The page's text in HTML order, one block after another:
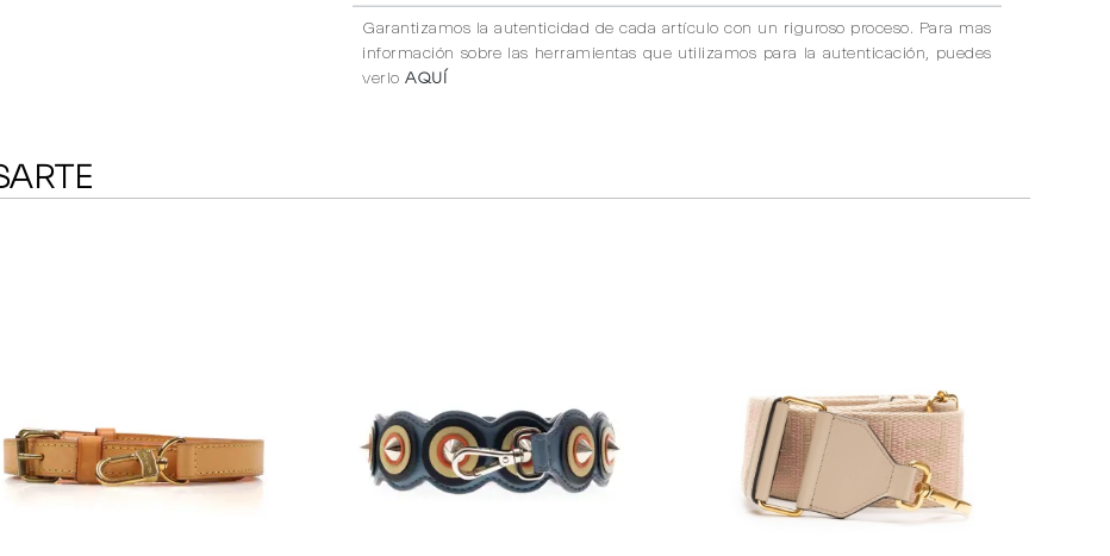
Garantizamos la autenticidad de cada artículo con un riguroso proceso. Para mas
información sobre las herramientas que utilizamos para la autenticación, puedes
verlo AQUÍ